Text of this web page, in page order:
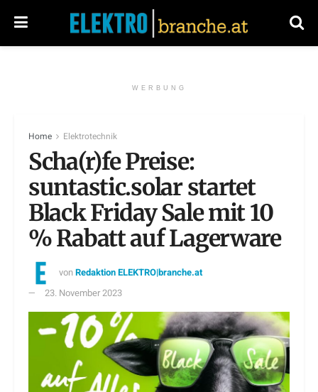
WERBUNG
Home Elektrotechnik
Scha(r)fe Preise:
suntastic.solar startet
Black Friday Sale mit 10
% Rabatt auf Lagerware
vonRedaktion ELEKTRO|branche.at
23. November 2023